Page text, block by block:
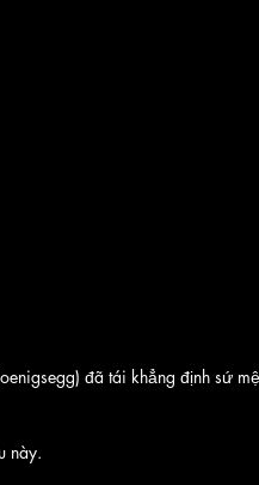
đã tái khẳng định sứ
này.